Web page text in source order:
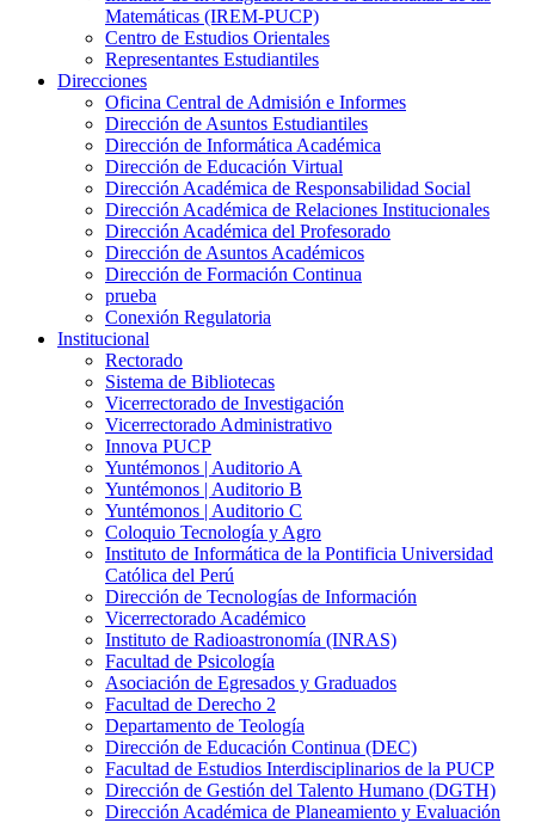
Matemáticas (IREM-PUCP)
Centro de Estudios Orientales
Representantes Estudiantiles
Direcciones
Oficina Central de Admisión e Informes
Dirección de Asuntos Estudiantiles
Dirección de Informática Académica
Dirección de Educación Virtual
Dirección Académica de Responsabilidad Social
Dirección Académica de Relaciones Institucionales
Dirección Académica del Profesorado
Dirección de Asuntos Académicos
Dirección de Formación Continua
prueba
Conexión Regulatoria
Institucional
Rectorado
Sistema de Bibliotecas
Vicerrectorado de Investigación
Vicerrectorado Administrativo
Innova PUCP
Yuntémonos | Auditorio A
Yuntémonos | Auditorio B
Yuntémonos | Auditorio C
Coloquio Tecnología y Agro
Instituto de Informática de la Pontificia Universidad
Católica del Perú
Dirección de Tecnologías de Información
Vicerrectorado Académico
Instituto de Radioastronomía (INRAS)
Facultad de Psicología
Asociación de Egresados y Graduados
Facultad de Derecho 2
Departamento de Teología
Dirección de Educación Continua (DEC)
Facultad de Estudios Interdisciplinarios de la PUCP
Dirección de Gestión del Talento Humano (DGTH)
Dirección Académica de Planeamiento y Evaluación